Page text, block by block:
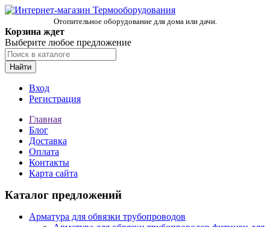
Отопительное оборудование для дома или дачи.
Корзина ждет
Выберите любое предложение
Найти
Вход
Регистрация
Главная
Блог
Доставка
Оплата
Контакты
Карта сайта
Каталог предложений
Арматура для обвязки трубопроводов